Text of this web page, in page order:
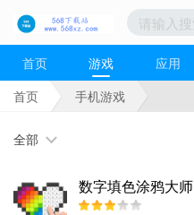
首页 游戏 应用
首页
手机游戏
全部
数字填色涂鸦大师